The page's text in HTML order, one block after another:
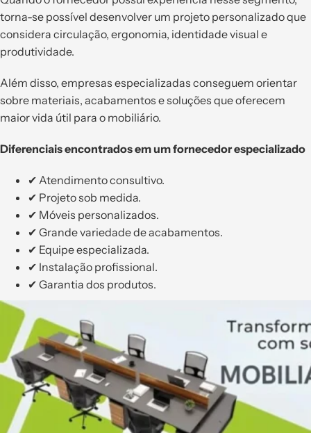
torna-se possível desenvolver um projeto personalizado que
considera circulação, ergonomia, identidade visual e
produtividade.
Além disso, empresas especializadas conseguem orientar
sobre materiais, acabamentos e soluções que oferecem
maior vida útil para o mobiliário.
Diferenciais encontrados em um fornecedor especializado
✔ Atendimento consultivo.
✔ Projeto sob medida.
✔ Móveis personalizados.
✔ Grande variedade de acabamentos.
✔ Equipe especializada.
✔ Instalação profissional.
✔ Garantia dos produtos.